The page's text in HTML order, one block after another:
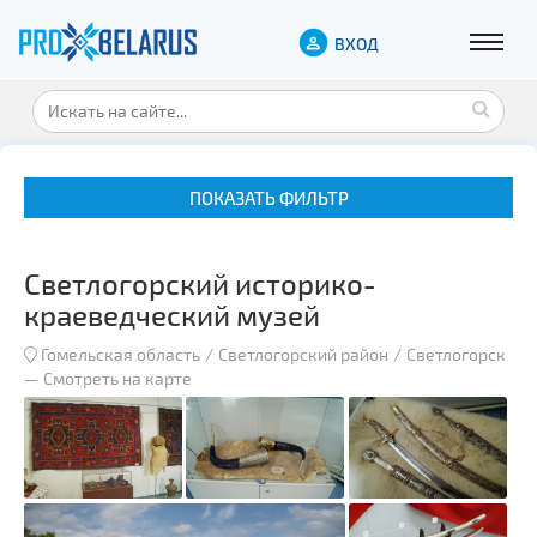
ВХОД
ПОКАЗАТЬ ФИЛЬТР
Музеи
Замки и дворцы
Военная история
Гражданская архитектура
Светлогорский историко-
краеведческий музей
Гомельская область Светлогорский район
Светлогорск
— Смотреть на карте